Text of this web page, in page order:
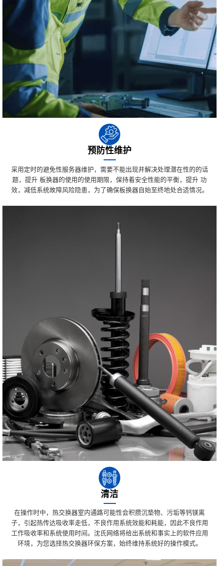
预防性维护
采用定时的避免性服务器维护，需要不能出现并解决处理潜在性的的话
题，提升 板换器的使用的使用期限，保持着安全性能的平衡，提升 功
效，减低系统故障风险隐患，为了确保板换器自始至终地处合适情况。
清洁
在操作时中，热交换器室内通路可能性会积攒沉垫物、污垢等钙镁离
子，引起热传达吸收率走低，不良作用系统效能和耗能，因此不良作用
工作吸收率和系统使用时间。沈氏网络将给出系统和事实上的软件应用
环境，为您选择热交换器环保方案，始终维持系统好的操作模式。